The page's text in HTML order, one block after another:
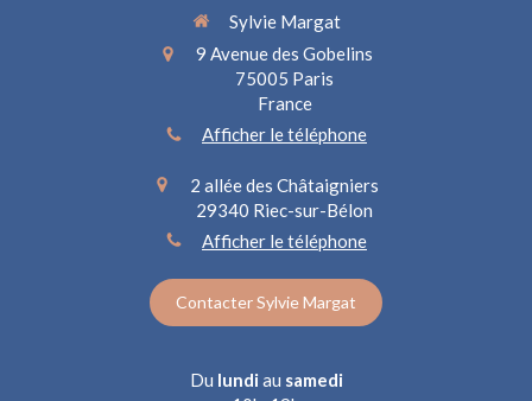
Sylvie Margat
9 Avenue des Gobelins
75005 Paris
France
Afficher le téléphone
2 allée des Châtaigniers
29340 Riec-sur-Bélon
Afficher le téléphone
Contacter Sylvie Margat
Du lundi au samedi